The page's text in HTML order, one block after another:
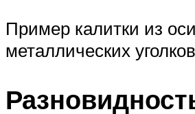
Пример калитки из
металлических уголков